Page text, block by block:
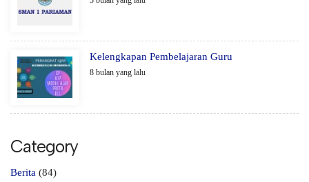
Kelengkapan Pembelajaran Guru
8 bulan yang lalu
Category
Berita (84)